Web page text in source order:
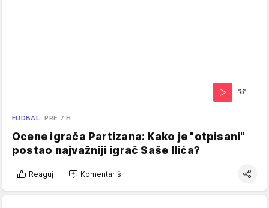
FUDBAL PRE 7 H
Ocene igrača Partizana: Kako je "otpisani"
postao najvažniji igrač Saše Ilića?
Reaguj Komentariši